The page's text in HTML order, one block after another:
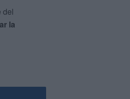
del
la